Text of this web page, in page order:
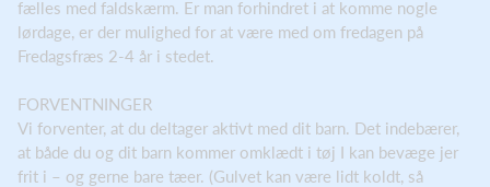
fælles med faldskærm. Er man forhindret i at komme nogle
lørdage, er der mulighed for at være med om fredagen på
Fredagsfræs 2-4 år i stedet.
FORVENTNINGER
Vi forventer, at du deltager aktivt med dit barn. Det indebærer,
at både du og dit barn kommer omklædt i tøj I kan bevæge jer
frit i – og gerne bare tæer. (Gulvet kan være lidt koldt, så